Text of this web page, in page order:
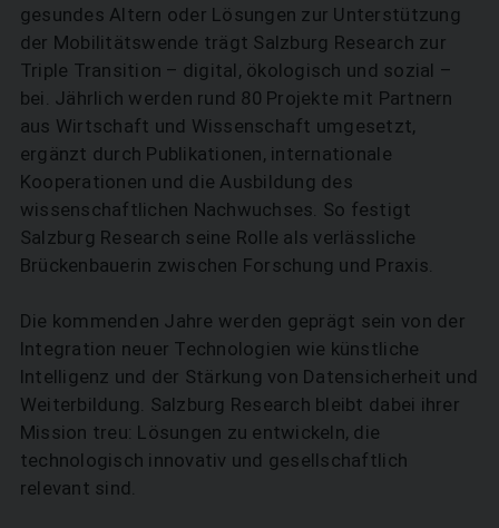
gesundes Altern oder Lösungen zur Unterstützung
der Mobilitätswende trägt Salzburg Research zur
Triple Transition – digital, ökologisch und sozial –
bei. Jährlich werden rund 80 Projekte mit Partnern
aus Wirtschaft und Wissenschaft umgesetzt,
ergänzt durch Publikationen, internationale
Kooperationen und die Ausbildung des
wissenschaftlichen Nachwuchses. So festigt
Salzburg Research seine Rolle als verlässliche
Brückenbauerin zwischen Forschung und Praxis.
Die kommenden Jahre werden geprägt sein von der
Integration neuer Technologien wie künstliche
Intelligenz und der Stärkung von Datensicherheit und
Weiterbildung. Salzburg Research bleibt dabei ihrer
Mission treu: Lösungen zu entwickeln, die
technologisch innovativ und gesellschaftlich
relevant sind.